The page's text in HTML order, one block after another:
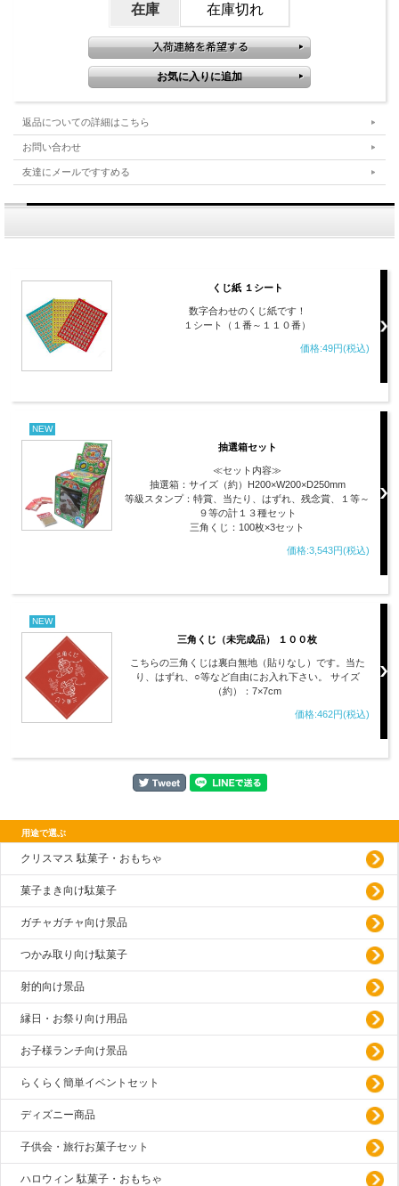
在庫 在庫切れ
返品についての詳細はこちら
お問い合わせ
友達にメールですすめる
くじ紙 １シート
数字合わせのくじ紙です！
１シート（１番～１１０番）
価格:49円(税込)
NEW
抽選箱セット
≪セット内容≫
抽選箱：サイズ（約）H200×W200×D250mm
等級スタンプ：特賞、当たり、はずれ、残念賞、１等～
９等の計１３種セット
三角くじ：100枚×3セット
価格:3,543円(税込)
NEW
三角くじ（未完成品） １００枚
こちらの三角くじは裏白無地（貼りなし）です。当た
り、はずれ、○等など自由にお入れ下さい。 サイズ
（約）：7×7cm
価格:462円(税込)
用途で選ぶ
クリスマス 駄菓子・おもちゃ
菓子まき向け駄菓子
ガチャガチャ向け景品
つかみ取り向け駄菓子
射的向け景品
縁日・お祭り向け用品
お子様ランチ向け景品
らくらく簡単イベントセット
ディズニー商品
子供会・旅行お菓子セット
ハロウィン 駄菓子・おもちゃ